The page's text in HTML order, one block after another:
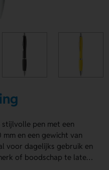
pen met een
en een gewicht van
voor dagelijks gebruik en
of boodschap te laten